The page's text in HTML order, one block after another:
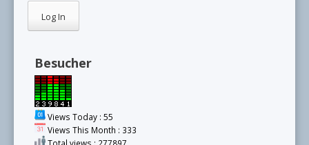
Besucher
Views Today : 55
Views This Month : 333